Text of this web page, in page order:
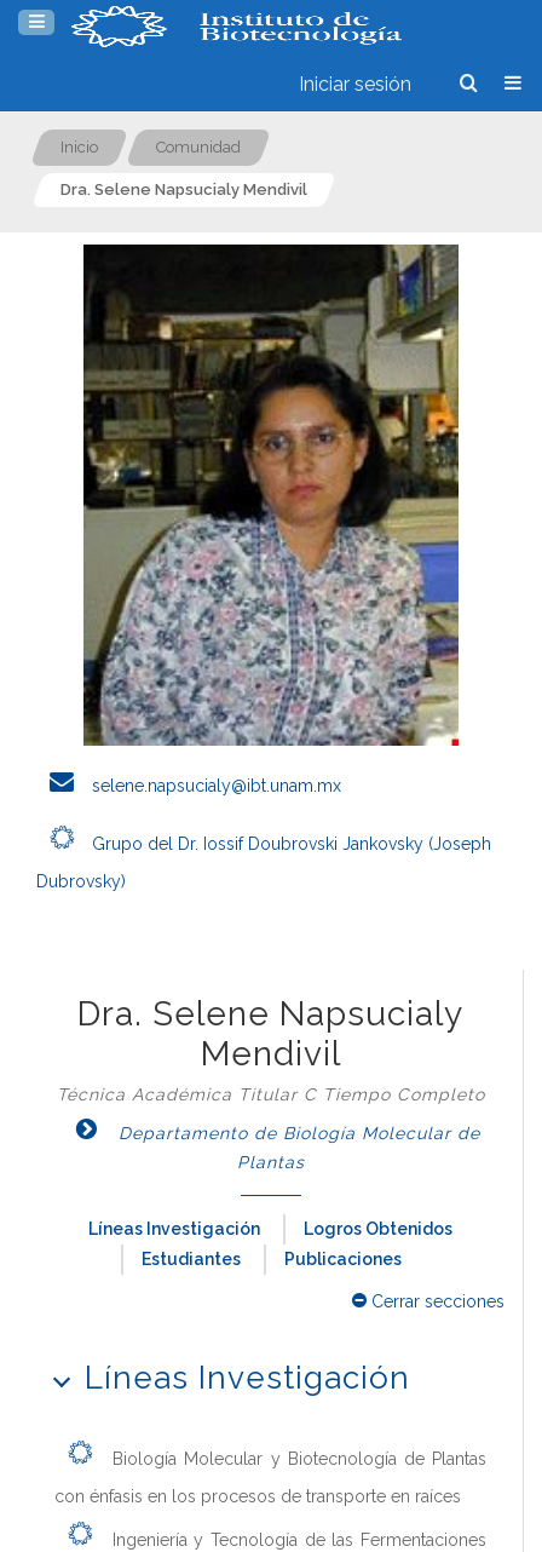
Iniciar sesión
Inicio Comunidad
Dra. Selene Napsucialy Mendivil
selene.napsucialy@ibt.unam.mx
Grupo del Dr. Iossif Doubrovski Jankovsky (Joseph
Dubrovsky)
Dra. Selene Napsucialy
Mendivil
Técnica Académica Titular C Tiempo Completo
Departamento de Biología Molecular de
Plantas
Líneas Investigación
Logros Obtenidos
Estudiantes
Publicaciones
Cerrar secciones
Líneas Investigación
Biología Molecular y Biotecnología de Plantas
con énfasis en los procesos de transporte en raíces
Ingeniería y Tecnología de las Fermentaciones